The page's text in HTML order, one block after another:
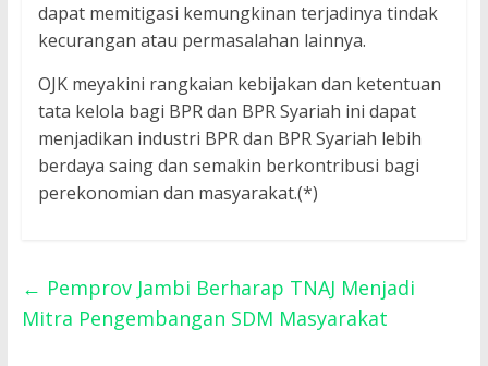
dapat memitigasi kemungkinan terjadinya tindak
kecurangan atau permasalahan lainnya.
OJK meyakini rangkaian kebijakan dan ketentuan
tata kelola bagi BPR dan BPR Syariah ini dapat
menjadikan industri BPR dan BPR Syariah lebih
berdaya saing dan semakin berkontribusi bagi
perekonomian dan masyarakat.(*)
← Pemprov Jambi Berharap TNAJ Menjadi
Mitra Pengembangan SDM Masyarakat